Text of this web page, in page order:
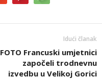
Idući članak
FOTO Francuski umjetnici
započeli trodnevnu
izvedbu u Velikoj Gorici